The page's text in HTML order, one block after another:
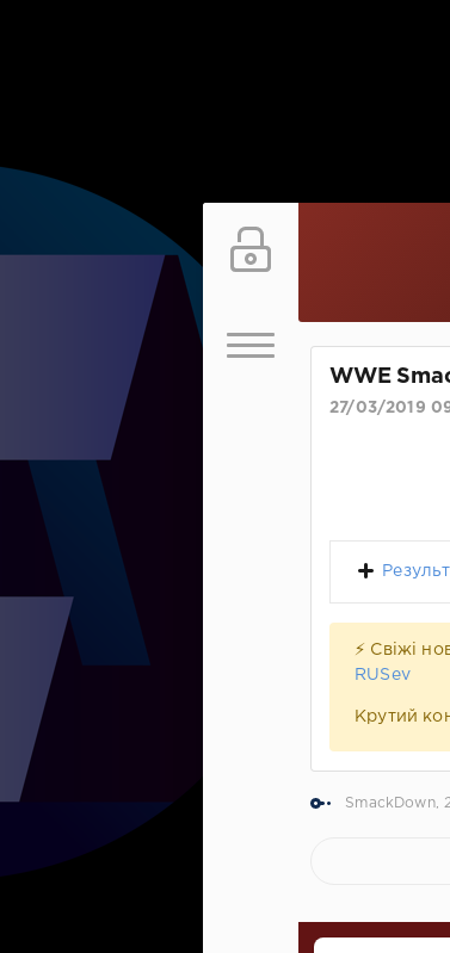
WWE
27/03/2019
⚡ Свіжі
RUSev
Крутий
SmackDown,